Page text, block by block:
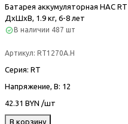
Батарея аккумуляторная HAC
ДхШхВ, 1.9 кг, 6-8 лет
В наличии 487 шт
Артикул: RT1270A.H
Серия: RT
Напряжение, В: 12
42.31 BYN /шт
В корзину